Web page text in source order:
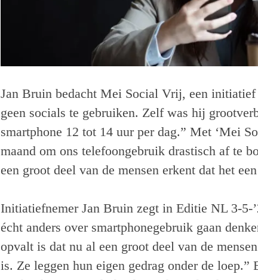
Jan Bruin bedacht Mei Social Vrij, een initiatief
geen socials te gebruiken. Zelf was hij
smartphone 12 tot 14 uur per dag.” Met ‘Mei
maand om ons telefoongebruik drastisch af te
een groot deel van de mensen erkent dat het
Initiatiefnemer Jan Bruin zegt in Editie NL 3-5-
écht anders over smartphonegebruik gaan
opvalt is dat nu al een groot deel van de
is. Ze leggen hun eigen gedrag onder de loep.”